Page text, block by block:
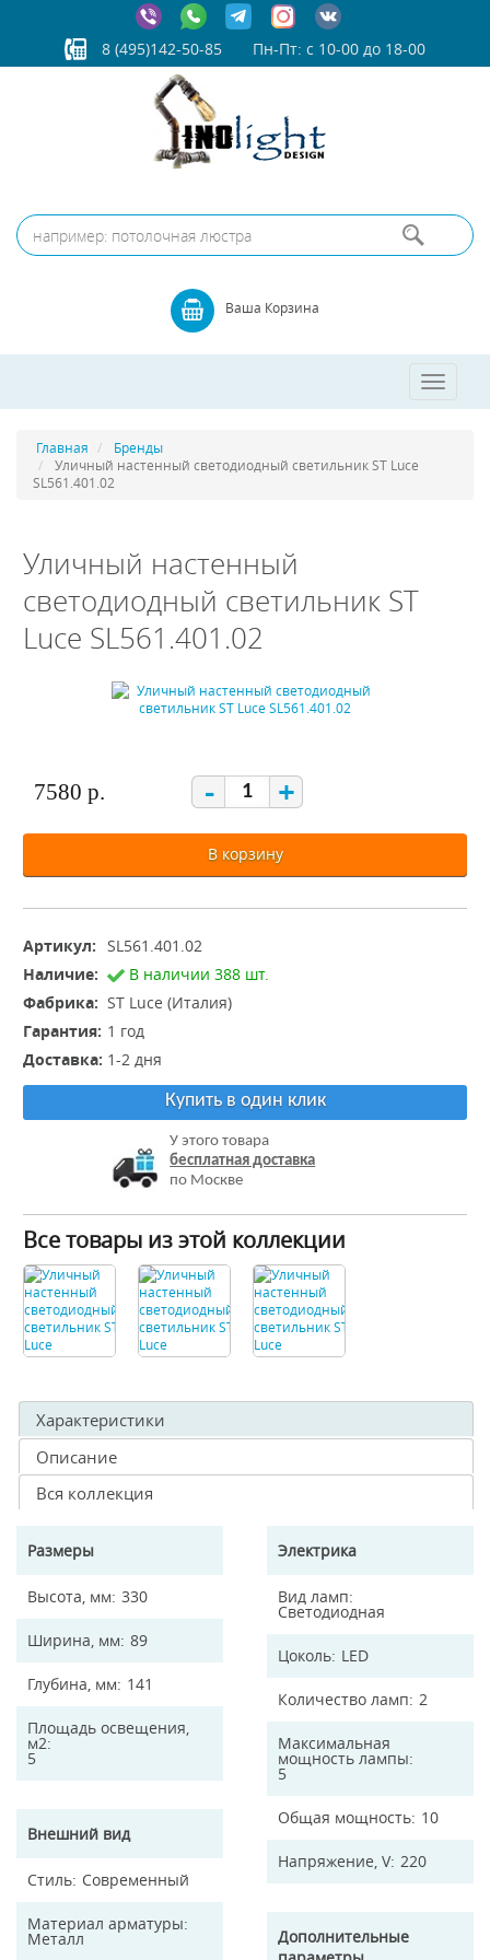
8 (495)142-50-85 Пн-Пт: с 10-00 до 18-00
Ваша Корзина
Toggle
Главная
Бренды
Уличный настенный светодиодный светильник ST Luce
SL561.401.02
Уличный настенный
светодиодный светильник ST
Luce SL561.401.02
7580 р. - +
В корзину
Артикул: SL561.401.02
Наличие:
В наличии 388 шт.
Фабрика: ST Luce (Италия)
Гарантия: 1 год
Доставка: 1-2 дня
Купить в один клик
У этого товара
бесплатная доставка
по Москве
Все товары из этой коллекции
Характеристики
Описание
Вся коллекция
Размеры
Высота, мм 330
Ширина, мм 89
Глубина, мм 141
Площадь освещения,
м2
5
Внешний вид
Стиль Современный
Материал арматуры
Металл
Электрика
Вид ламп
Светодиодная
Цоколь LED
Количество ламп 2
Максимальная
мощность лампы
5
Общая мощность 10
Напряжение, V 220
Дополнительные